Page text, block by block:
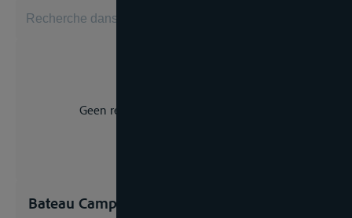
Geen resultaat voor uw zoekopdracht.
Bateau Campinois